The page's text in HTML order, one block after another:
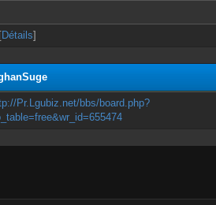
[Détails]
Pr.Lgubiz.net/bbs/board.php?